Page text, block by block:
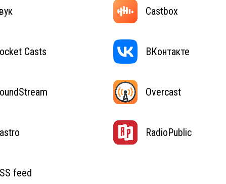
Castbox
Casts ВКонтакте
Overcast
RadioPublic
feed